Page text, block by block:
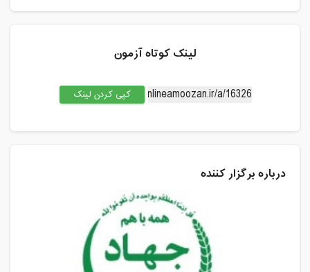
لینک کوتاه آزمون
کپی کردن لینک
درباره برگزار کننده